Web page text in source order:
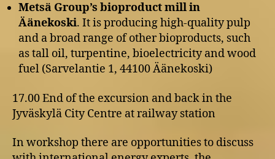
Metsä Group’s bioproduct mill in
Äänekoski. It is producing high-quality pulp
and a broad range of other bioproducts, such
as tall oil, turpentine, bioelectricity and wood
fuel (Sarvelantie 1, 44100 Äänekoski)
17.00 End of the excursion and back in the
Jyväskylä City Centre at railway station
In workshop there are opportunities to discuss